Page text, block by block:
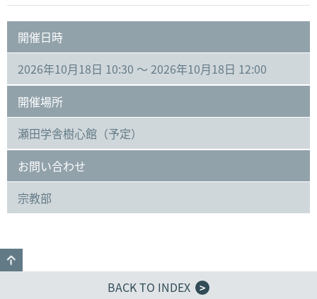
開催日時
2026年10月18日 10:30 ～ 2026年10月18日 12:00
開催場所
瀬田学舎樹心館（予定）
お問い合わせ
宗教部
BACK TO INDEX
>